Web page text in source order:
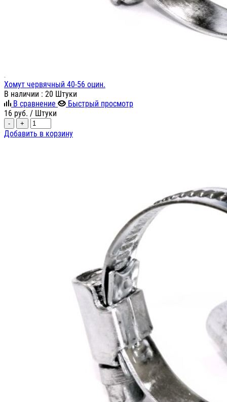
Хомут червячный 40-56 оцин.
В наличии : 20 Штуки
В сравнение
Быстрый просмотр
16 руб. / Штуки
- +
Добавить в корзину